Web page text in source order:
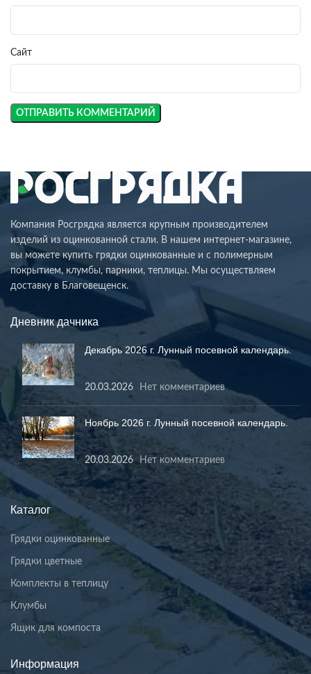
Сайт
Компания Росгрядка является крупным производителем
изделий из оцинкованной стали. В нашем интернет-магазине,
вы можете купить грядки оцинкованные и с полимерным
покрытием, клумбы, парники, теплицы. Мы осуществляем
доставку в Благовещенск.
Дневник дачника
Декабрь 2026 г. Лунный посевной календарь.
20.03.2026 Нет комментариев
Ноябрь 2026 г. Лунный посевной календарь.
20.03.2026 Нет комментариев
Каталог
Грядки оцинкованные
Грядки цветные
Комплекты в теплицу
Клумбы
Ящик для компоста
Информация